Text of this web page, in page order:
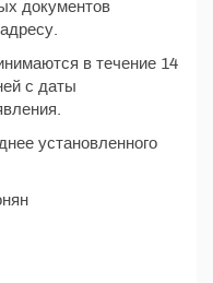
документов
в течение 14
с даты
установленного